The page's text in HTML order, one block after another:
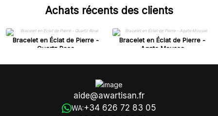
Achats récents des clients
Bracelet en Éclat de Pierre -
Quartz Rose
Bracelet en Éclat de Pierre -
Agate Mousse
aide@awartisan.fr
WA:+34 626 72 83 05